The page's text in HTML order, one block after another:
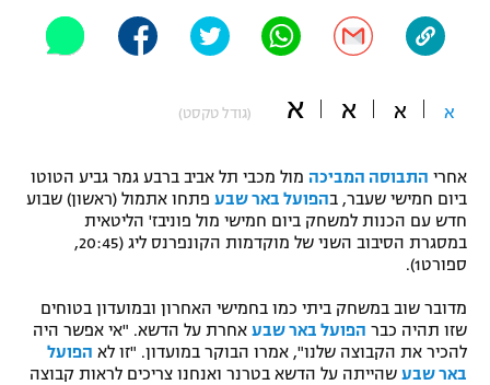
"מחצית בשכונה" – פודקאסט
משתתפים וזוכים בפרסים
תקנון משתתפים וזוכים בפרסים
תקנון עבור פעילות אלקטרה
תקנון עבור פעילות ספורט 1 – "מרלן"
טניס
גיימינג E-Sports
תנאי שימוש
אופניים
ספורט מוטורי
פוטבול אמריקאי NFL
בייסבול MLB
ספורט אתגרי ואקסטרים
אומנויות לחימה
א א א א (גודל טקסט)
אחרי התבוסה המביכה מול מכבי תל אביב ברבע גמר גביע הטוטו
ביום חמישי שעבר, בהפועל באר שבע פתחו אתמול (ראשון) שבוע
חדש עם הכנות למשחק ביום חמישי מול פוניבז' הליטאית
במסגרת הסיבוב השני של מוקדמות הקונפרנס ליג (20:45,
ספורט1).
מדובר שוב במשחק ביתי כמו בחמישי האחרון ובמועדון בטוחים
שזו תהיה כבר הפועל באר שבע אחרת על הדשא. "אי אפשר היה
להכיר את הקבוצה שלנו", אמרו הבוקר במועדון. "זו לא הפועל
באר שבע שהייתה על הדשא בטרנר ואנחנו צריכים לראות קבוצה